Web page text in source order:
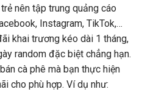
nên tập trung quảng cáo
Instagram, TikTok,…
khai trương kéo dài 1 tháng,
random đặc biệt chẳng hạn.
cà phê mà bạn thực hiện
cho phù hợp. Ví dụ như: